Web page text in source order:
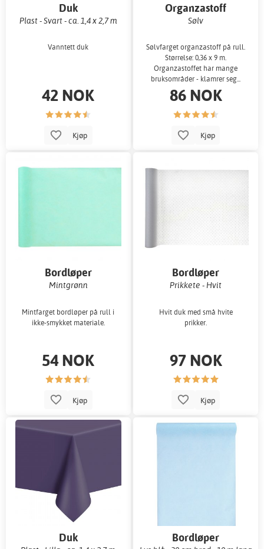
Duk
Plast - Svart - ca. 1,4 x 2,7 m
Vanntett duk
42 NOK
Kjøp
Organzastoff
Sølv
Sølvfarget organzastoff på rull.
Størrelse: 0,36 x 9 m.
Organzastoffet har mange
bruksområder - klamrer seg...
86 NOK
Kjøp
Bordløper
Mintgrønn
Mintfarget bordløper på rull i
ikke-smykket materiale.
54 NOK
Kjøp
Bordløper
Prikkete - Hvit
Hvit duk med små hvite
prikker.
97 NOK
Kjøp
Duk Bordløper